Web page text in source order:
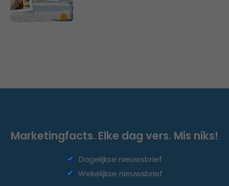
Marketingfacts. Elke dag vers. Mis niks!
Dagelijkse nieuwsbrief
Wekelijkse nieuwsbrief